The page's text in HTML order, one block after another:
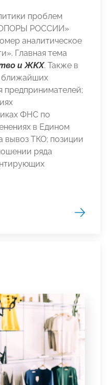
проблем
РОССИИ»
аналитическое
Главная тема
и ЖКХ. Также в
ближайших
предпринимателей;
ФНС по
в Едином
вывоз ТКО; позиции
ряда